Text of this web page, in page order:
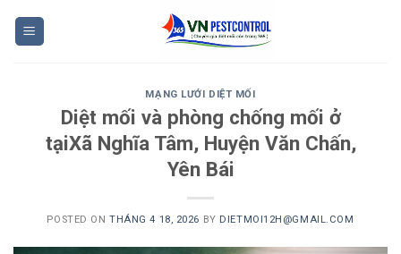
MẠNG LƯỚI DIỆT MỐI
Diệt mối và phòng chống mối ở
tạiXã Nghĩa Tâm, Huyện Văn Chấn,
Yên Bái
POSTED ONTHÁNG 4 18, 2026 BY DIETMOI12H@GMAIL.COM